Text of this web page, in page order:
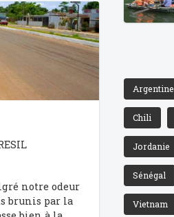
notre odeur
brunis par la
Argentine
Chili
Jordanie
Sénégal
Vietnam